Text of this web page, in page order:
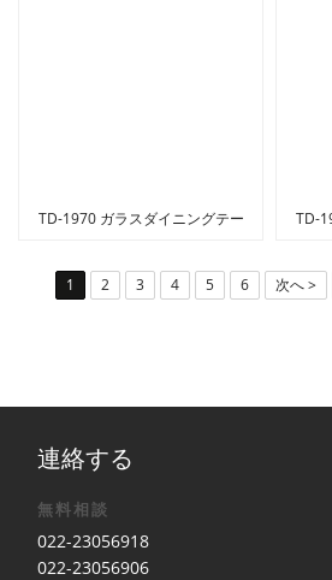
TD-1970 ガラスダイニングテー
TD-
1
2 3 4 5 6 次へ >
連絡する
無料相談
022-23056918
022-23056906